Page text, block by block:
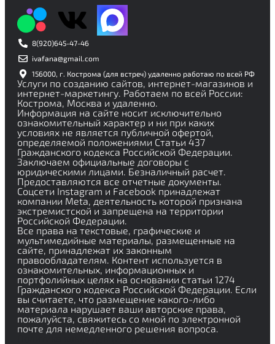
8(920)645-47-46
ivafana@gmail.com
156000, г. Кострома (для встреч) удаленно работаю по всей РФ
Услуги по созданию сайтов, интернет-магазинов и
интернет-маркетингу. Работаем по всей России:
Кострома, Москва и удаленно.
Информация на сайте носит исключительно
ознакомительный характер и ни при каких
условиях не является публичной офертой,
определяемой положениями Статьи 437
Гражданского кодекса Российской Федерации.
Заключаем официальные договоры с
юридическими лицами. Безналичный расчет.
Предоставляются все отчетные документы.
Соцсети Instagram и Facebook принадлежат
компании Meta, деятельность которой признана
экстремистской и запрещена на территории
Российской Федерации.
Все права на текстовые, графические и
мультимедийные материалы, размещенные на
сайте, принадлежат их законным
правообладателям. Контент используется в
ознакомительных, информационных и
портфолийных целях на основании статьи 1274
Гражданского кодекса Российской Федерации. Если
вы считаете, что размещение какого-либо
материала нарушает ваши авторские права,
пожалуйста, свяжитесь со мной по электронной
почте для немедленного решения вопроса.
Политика конфиденциальности